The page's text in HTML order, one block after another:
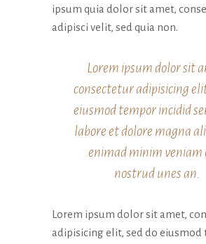
ipsum quia dolor sit amet,
adipisci velit, sed quia non.
Lorem ipsum dolor sit
consectetur adipisicing
eiusmod tempor incidid
labore et dolore magna
enimad minim veniam
nostrud unes an.
Lorem ipsum dolor sit amet,
adipisicing elit, sed do eiusmod
Web
al
visita.
questi
alcune
dal